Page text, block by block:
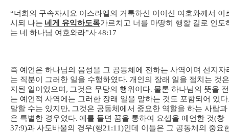
“너희의 구속자시요 이스라엘의 거룩하신 이이신 여호와께서 이
시되 나는 네게 유익하도록가르치고 너를 마땅히 행할 길로 인도
는 네 하나님 여호와라”사48:17
즉 예언은 하나님의 음성을 그 공동체에 전하는 사역이며 선지자
는 직분이 그러한 일을 수행하였다. 개인의 장래 일을 점치는 것
지된 일이었으며 , 그것은 무당의 행위이다. 물론 하나님의 뜻을
는 예언적 사역에는 그러한 장래 일을 말하는 것도 포함되어 있
말할 수는 있지만, 그것은 공동체에서 중요한 역할을 하는 사람과
은 특별한 경우였다. 예를 들면 꿈을 통하여 요셉을 예언한 것(창
37:9)과 사도바울의 경우(행21:11)인데 이들은 그 공동체의 중요